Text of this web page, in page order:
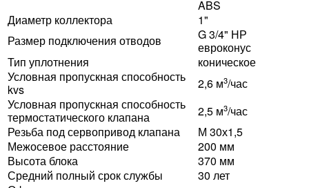
ABS
Диаметр коллектора
1"
Размер подключения отводов
G 3/4" НР
евроконус
Тип уплотнения
коническое
Условная пропускная способность
kvs
2,6 м3/час
Условная пропускная способность
термостатического клапана
2,5 м3/час
Резьба под сервопривод клапана
М 30х1,5
Межосевое расстояние
200 мм
Высота блока
370 мм
Средний полный срок службы
30 лет